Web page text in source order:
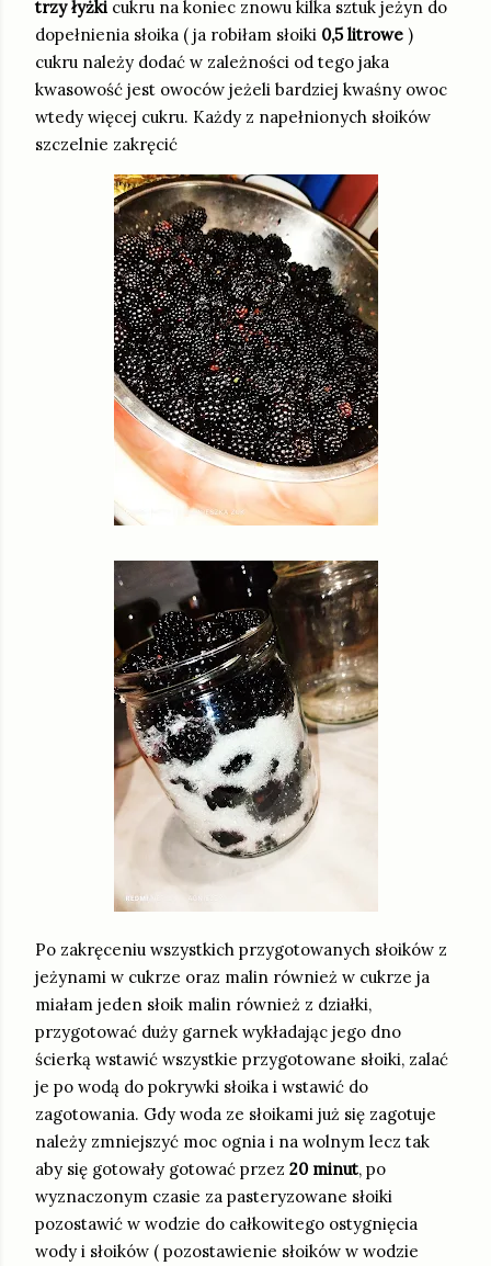
trzy łyżki cukru na koniec znowu kilka sztuk jeżyn do
dopełnienia słoika ( ja robiłam słoiki 0,5 litrowe )
cukru należy dodać w zależności od tego jaka
kwasowość jest owoców jeżeli bardziej kwaśny owoc
wtedy więcej cukru. Każdy z napełnionych słoików
szczelnie zakręcić
Po zakręceniu wszystkich przygotowanych słoików z
jeżynami w cukrze oraz malin również w cukrze ja
miałam jeden słoik malin również z działki,
przygotować duży garnek wykładając jego dno
ścierką wstawić wszystkie przygotowane słoiki, zalać
je po wodą do pokrywki słoika i wstawić do
zagotowania. Gdy woda ze słoikami już się zagotuje
należy zmniejszyć moc ognia i na wolnym lecz tak
aby się gotowały gotować przez 20 minut, po
wyznaczonym czasie za pasteryzowane słoiki
pozostawić w wodzie do całkowitego ostygnięcia
wody i słoików ( pozostawienie słoików w wodzie